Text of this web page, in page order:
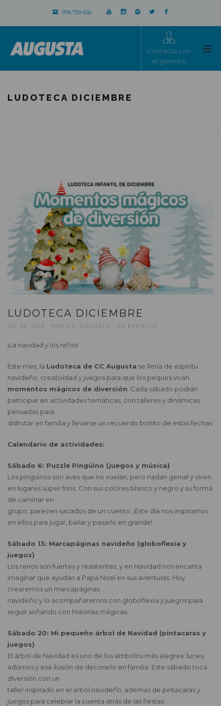
976 759 650
Contacta con
el gerente
LUDOTECA DICIEMBRE
LUDOTECA DICIEMBRE
DIC 04, 2025 POR C.C. AUGUSTA EN EVENTOS
¡La navidad y los niños!
Este mes, la Ludoteca de CC Augusta se llena de espíritu
navideño, creatividad y juegos para que los peques vivan
momentos mágicos de diversión. Cada sábado podrán
participar en actividades temáticas, con talleres y dinámicas
pensadas para
disfrutar en familia y llevarse un recuerdo bonito de estas fechas.
Calendario de actividades:
Sábado 6: Puzzle Pingüino (juegos y música)
Los pingüinos son aves que no vuelan, pero nadan genial y viven
en lugares súper fríos. Con sus colores blanco y negro y su forma
de caminar en
grupo, parecen sacados de un cuento. ¡Este día nos inspiramos
en ellos para jugar, bailar y pasarlo en grande!
Sábado 13: Marcapáginas navideño (globoflexia y
juegos)
Los renos son fuertes y resistentes, y en Navidad nos encanta
imaginar que ayudan a Papá Noel en sus aventuras. Hoy
crearemos un marcapáginas
navideño y lo acompañaremos con globoflexia y juegos para
seguir soñando con historias mágicas.
Sábado 20: Mi pequeño árbol de Navidad (pintacaras y
juegos)
El árbol de Navidad es uno de los símbolos más alegres: luces,
adornos y esa ilusión de decorarlo en familia. Este sábado toca
diversión con un
taller inspirado en el árbol navideño, además de pintacaras y
juegos para celebrar la cuenta atrás de las fiestas.